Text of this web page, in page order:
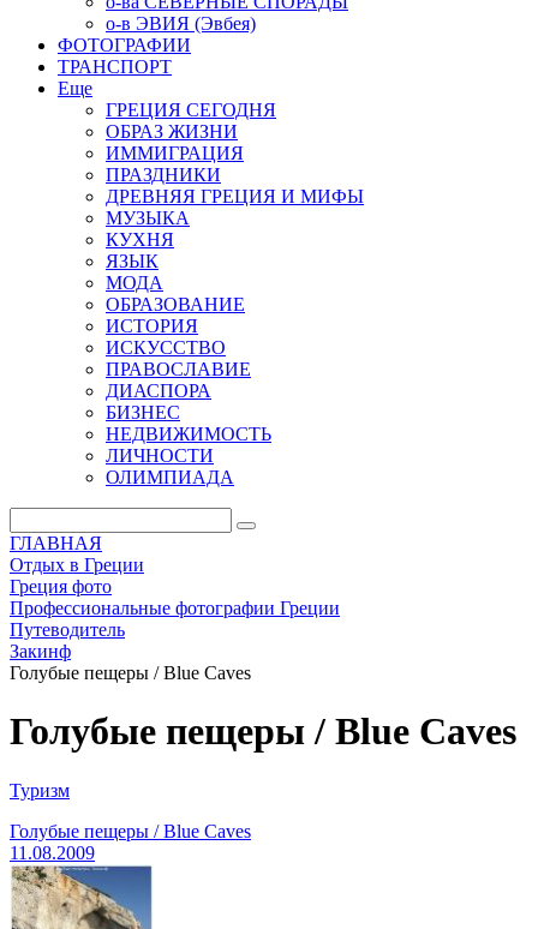
о-в ЭВИЯ (Эвбея)
ФОТОГРАФИИ
ТРАНСПОРТ
Еще
ГРЕЦИЯ СЕГОДНЯ
ОБРАЗ ЖИЗНИ
ИММИГРАЦИЯ
ПРАЗДНИКИ
ДРЕВНЯЯ ГРЕЦИЯ И МИФЫ
МУЗЫКА
КУХНЯ
ЯЗЫК
МОДА
ОБРАЗОВАНИЕ
ИСТОРИЯ
ИСКУССТВО
ПРАВОСЛАВИЕ
ДИАСПОРА
БИЗНЕС
НЕДВИЖИМОСТЬ
ЛИЧНОСТИ
ОЛИМПИАДА
ГЛАВНАЯ
Отдых в Греции
Греция фото
Профессиональные фотографии Греции
Путеводитель
Закинф
Голубые пещеры / Blue Caves
Голубые пещеры / Blue Caves
Туризм
Голубые пещеры / Blue Caves
11.08.2009